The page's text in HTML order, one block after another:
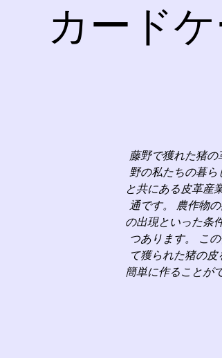
カード
藤野で獲れた猪
野の私たちの暮
と共にある皮革産
通です。 農作物
の出現といった条
つあります。 こ
て獲られた猪の皮
簡単に作ることが